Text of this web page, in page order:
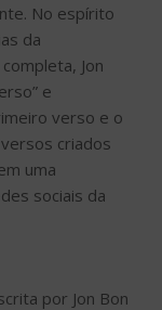
No espírito
da
Jon
e
verso e o
criados
uma
sociais da
por Jon Bon